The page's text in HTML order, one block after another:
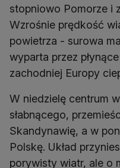
stopniowo Pomorze i
Wzrośnie prędkość
powietrza - surowa
wyparta przez
zachodniej Europy
W niedzielę centrum
słabnącego,
Skandynawię, a w
Polskę. Układ
porywisty wiatr, ale o